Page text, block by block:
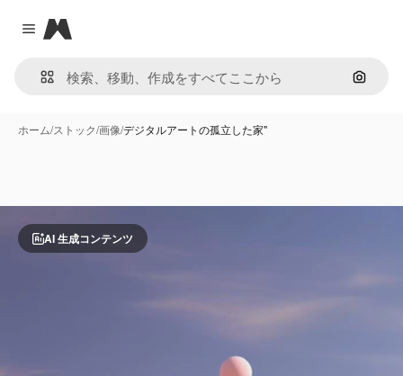
Close menu
Magnific
画像で
ホーム/ストック/画像/デジタルアートの孤立した家"
AI 生成コンテンツ